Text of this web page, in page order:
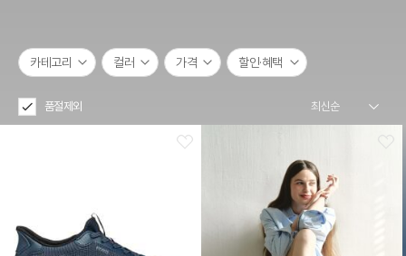
카테고리 컬러 가격 할인·혜택
품절제외